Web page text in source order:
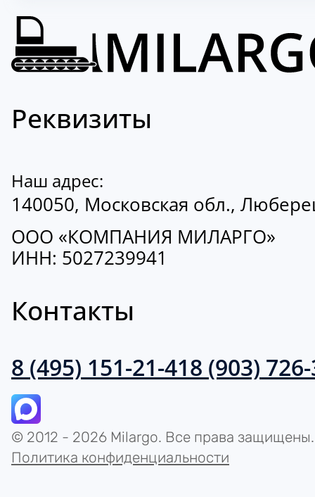
Реквизиты
Наш адрес:
140050, Московская обл.,
ООО «КОМПАНИЯ МИЛАРГО»
ИНН: 5027239941
Контакты
8 (495) 151-21-418 (903)
© 2012 - 2026 Milargo. Все права защищены.
Политика конфиденциальности